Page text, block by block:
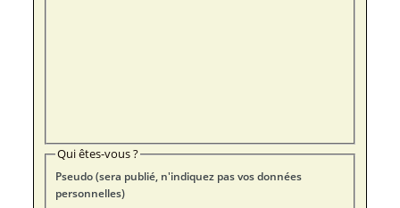
Qui êtes-vous ?
Pseudo (sera publié, n'indiquez pas vos données
personnelles)